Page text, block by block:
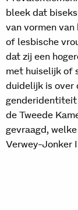
bleek dat
van vormen
of lesbische
dat zij een
met huiselijk of
duidelijk is over
genderidentiteit
de Tweede
gevraagd,
Verwey-Jonker